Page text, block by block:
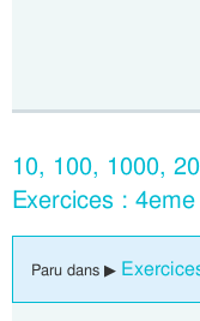
10, 100, 1000,
Exercices :
Paru dans ▶